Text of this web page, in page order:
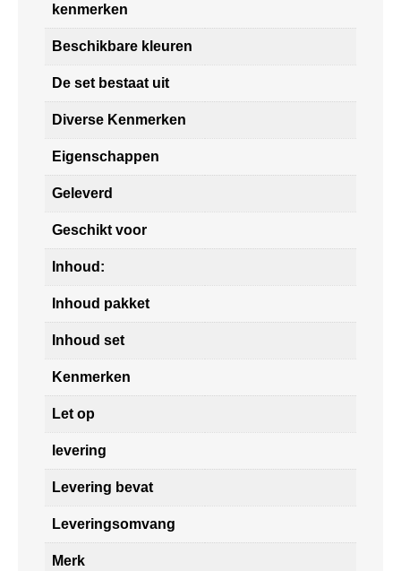
kenmerken
Beschikbare kleuren
De set bestaat uit
Diverse Kenmerken
Eigenschappen
Geleverd
Geschikt voor
Inhoud:
Inhoud pakket
Inhoud set
Kenmerken
Let op
levering
Levering bevat
Leveringsomvang
Merk